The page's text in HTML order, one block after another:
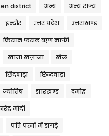
district अन्य अन्य राज्य
इन्दौर उत्तर प्रदेश उत्तराखण्ड
किसान फसल ऋण माफी
खाना खज़ाना खेल
छिंदवाड़ा छिन्दवाड़ा
ज्योतिष झारखण्ड दमोह
मोदी
पति पत्नी में झगड़े